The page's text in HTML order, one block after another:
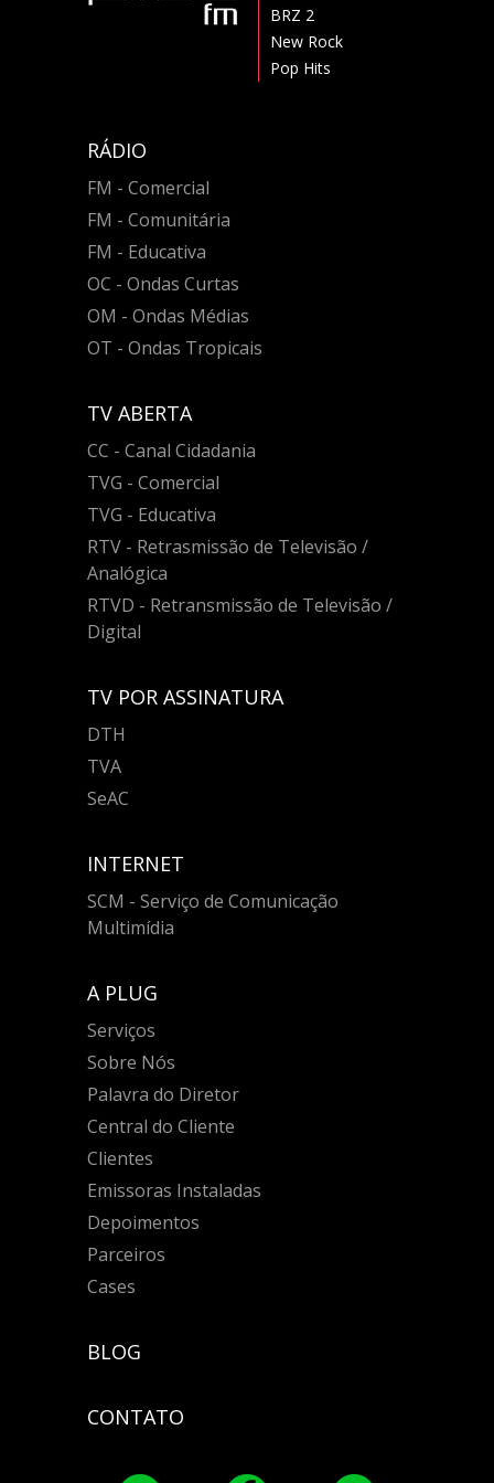
BRZ 2
New Rock
Pop Hits
RÁDIO
FM - Comercial
FM - Comunitária
FM - Educativa
OC - Ondas Curtas
OM - Ondas Médias
OT - Ondas Tropicais
TV ABERTA
CC - Canal Cidadania
TVG - Comercial
TVG - Educativa
RTV - Retrasmissão de Televisão /
Analógica
RTVD - Retransmissão de Televisão /
Digital
TV POR ASSINATURA
DTH
TVA
SeAC
INTERNET
SCM - Serviço de Comunicação
Multimídia
A PLUG
Serviços
Sobre Nós
Palavra do Diretor
Central do Cliente
Clientes
Emissoras Instaladas
Depoimentos
Parceiros
Cases
BLOG
CONTATO